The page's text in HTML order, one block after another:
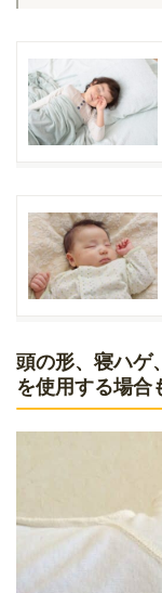
頭の形、寝ハゲ
を使用する場合